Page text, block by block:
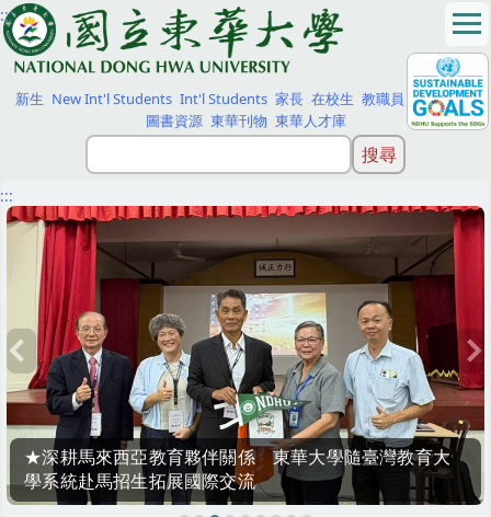
跳
到
主
要
內
:::
新生 New Int'l Students Int'l Students 家長 在校生 教職員 校友 訪客
圖書資源 東華刊物 東華人才庫
:::
★藝設系攜手工藝中心 《森之呼吸-手作生活木藝》課程
成果展現木藝與生活美學